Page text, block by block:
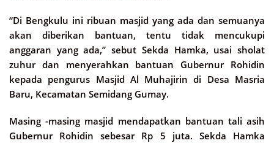
“Di Bengkulu ini ribuan masjid yang ada dan semuanya
akan diberikan bantuan, tentu tidak mencukupi
anggaran yang ada,” sebut Sekda Hamka, usai sholat
zuhur dan menyerahkan bantuan Gubernur Rohidin
kepada pengurus Masjid Al Muhajirin di Desa Masria
Baru, Kecamatan Semidang Gumay.
Masing -masing masjid mendapatkan bantuan tali asih
Gubernur Rohidin sebesar Rp 5 juta. Sekda Hamka